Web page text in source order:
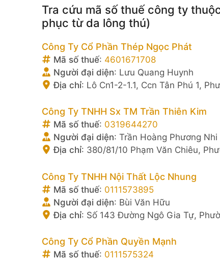
Tra cứu mã số thuế công ty
phục từ da lông thú)
Công Ty Cổ Phần Thép Ngọc Phát
Mã số thuế: 4601671708
Người đại diện: Lưu Quang Huynh
Địa chỉ: Lô Cn1-2-1.1, Ccn Tân Phú 1,
Công Ty TNHH Sx TM Trần Thiên Kim
Mã số thuế: 0319644270
Người đại diện: Trần Hoàng Phương Nhi
Địa chỉ: 380/81/10 Phạm Văn Chiêu,
Công Ty TNHH Nội Thất Lộc Nhung
Mã số thuế: 0111573895
Người đại diện: Bùi Văn Hữu
Địa chỉ: Số 143 Đường Ngô Gia Tự,
Công Ty Cổ Phần Quyền Mạnh
Mã số thuế: 0111575324